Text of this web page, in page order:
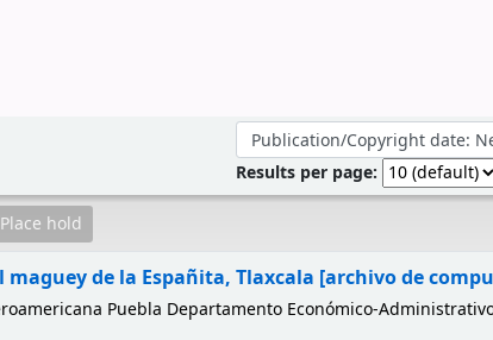
Sort by:
Results per page:
Place hold
de la Españita, Tlaxcala [archivo de
Puebla Departamento Económico-